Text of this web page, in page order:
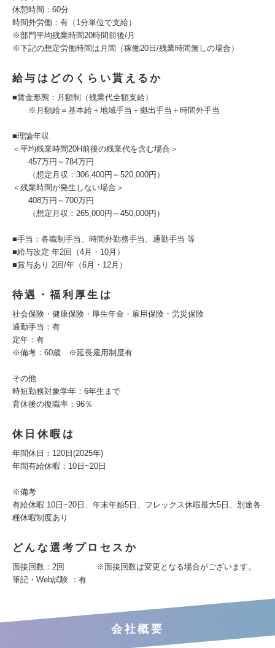
休憩時間：60分
時間外労働：有（1分単位で支給）
※部門平均残業時間20時間前後/月
※下記の想定労働時間は月間（稼働20日/残業時間無しの場合）
給与はどのくらい貰えるか
■賃金形態：月額制（残業代全額支給）
※月額給＝基本給＋地域手当＋拠出手当＋時間外手当
■理論年収
＜平均残業時間20H前後の残業代を含む場合＞
457万円～784万円
（想定月収：306,400円～520,000円）
＜残業時間が発生しない場合＞
408万円～700万円
（想定月収：265,000円～450,000円）
■手当：各職制手当、時間外勤務手当、通勤手当 等
■給与改定 年2回（4月・10月）
■賞与あり 2回/年（6月・12月）
待遇・福利厚生は
社会保険・健康保険・厚生年金・雇用保険・労災保険
通勤手当：有
定年：有
※備考：60歳 ※延長雇用制度有
その他
時短勤務対象学年：6年生まで
育休後の復職率：96％
休日休暇は
年間休日：120日(2025年)
年間有給休暇：10日~20日
※備考
有給休暇 10日~20日、年末年始5日、フレックス休暇最大5日、別途各
種休暇制度あり
どんな選考プロセスか
⾯接回数：2回 ※⾯接回数は変更となる場合がございます。
筆記・Web試験 ：有
会社概要